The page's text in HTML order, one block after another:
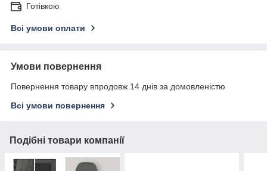
Готівкою
Всі умови оплати
Умови повернення
Повернення товару впродовж 14 днів за домовленістю
Всі умови повернення
Подібні товари компанії